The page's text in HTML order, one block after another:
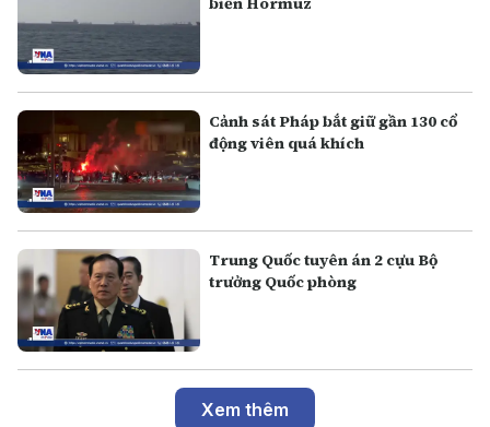
Cảnh sát Pháp bắt giữ gần 130 cổ
động viên quá khích
Trung Quốc tuyên án 2 cựu Bộ
trưởng Quốc phòng
Xem thêm